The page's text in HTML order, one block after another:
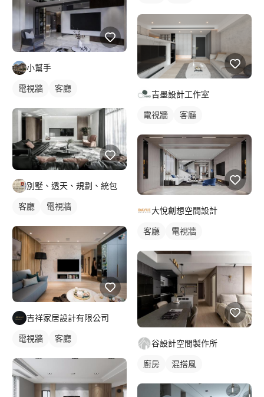
小幫手
電視牆 客廳
別墅、透天、規劃、統包
客廳 電視牆
吉祥家居設計有限公司
電視牆 客廳
吉墨設計工作室
電視牆 客廳
大悅創想空間設計
客廳 電視牆
谷設計空間製作所
廚房 混搭風